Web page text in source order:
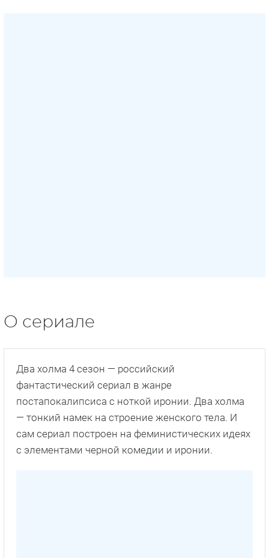
О сериале
Два холма 4 сезон — российский
фантастический сериал в жанре
постапокалипсиса с ноткой иронии. Два холма
— тонкий намек на строение женского тела. И
сам сериал построен на феминистических идеях
с элементами черной комедии и иронии.